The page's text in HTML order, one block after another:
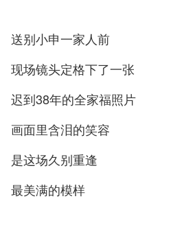
送别小申一家人前
现场镜头定格下了一张
迟到38年的全家福照片
画面里含泪的笑容
是这场久别重逢
最美满的模样